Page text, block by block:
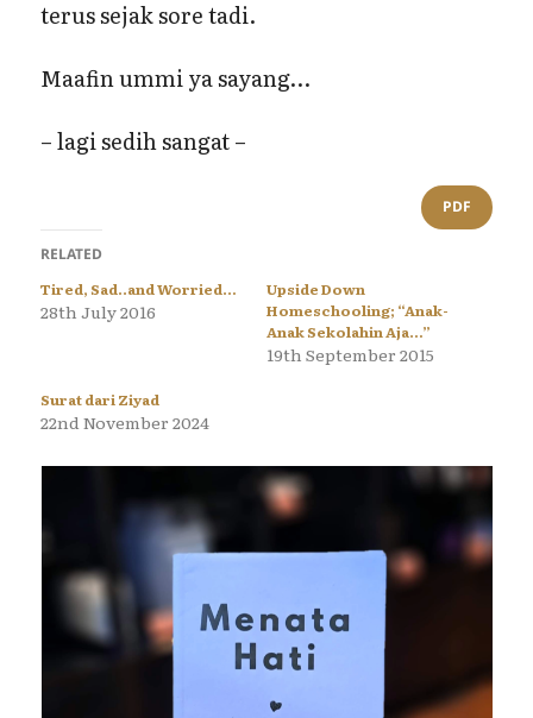
terus sejak sore tadi.
Maafin ummi ya sayang…
– lagi sedih sangat –
PDF
RELATED
Tired, Sad..and Worried…
28th July 2016
Upside Down
Homeschooling; “Anak-
Anak Sekolahin Aja…”
19th September 2015
Surat dari Ziyad
22nd November 2024